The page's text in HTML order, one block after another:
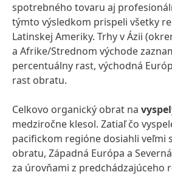
spotrebného tovaru aj
týmto výsledkom prispeli všetky
Latinskej Ameriky. Trhy v Ázii
a Afrike/Strednom východe
percentuálny rast, východná
rast obratu.
Celkovo organický obrat na
medziročne klesol. Zatiaľ čo
pacifickom regióne dosiahli veľmi
obratu, Západná Európa a
za úrovňami z predchádzajúceho